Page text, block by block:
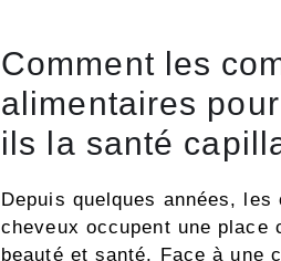
Comment les
alimentaires
ils la santé
Depuis quelques années,
cheveux occupent une place
beauté et santé. Face à une